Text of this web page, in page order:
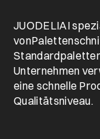
JUODELIAI
Unternehmen
eine schnelle
Qualitätsniveau.